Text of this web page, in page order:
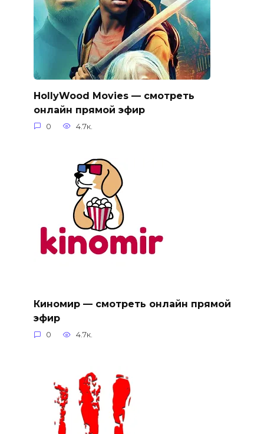
HollyWood Movies — смотреть
онлайн прямой эфир
0 4.7к.
Киномир — смотреть онлайн прямой
эфир
0 4.7к.